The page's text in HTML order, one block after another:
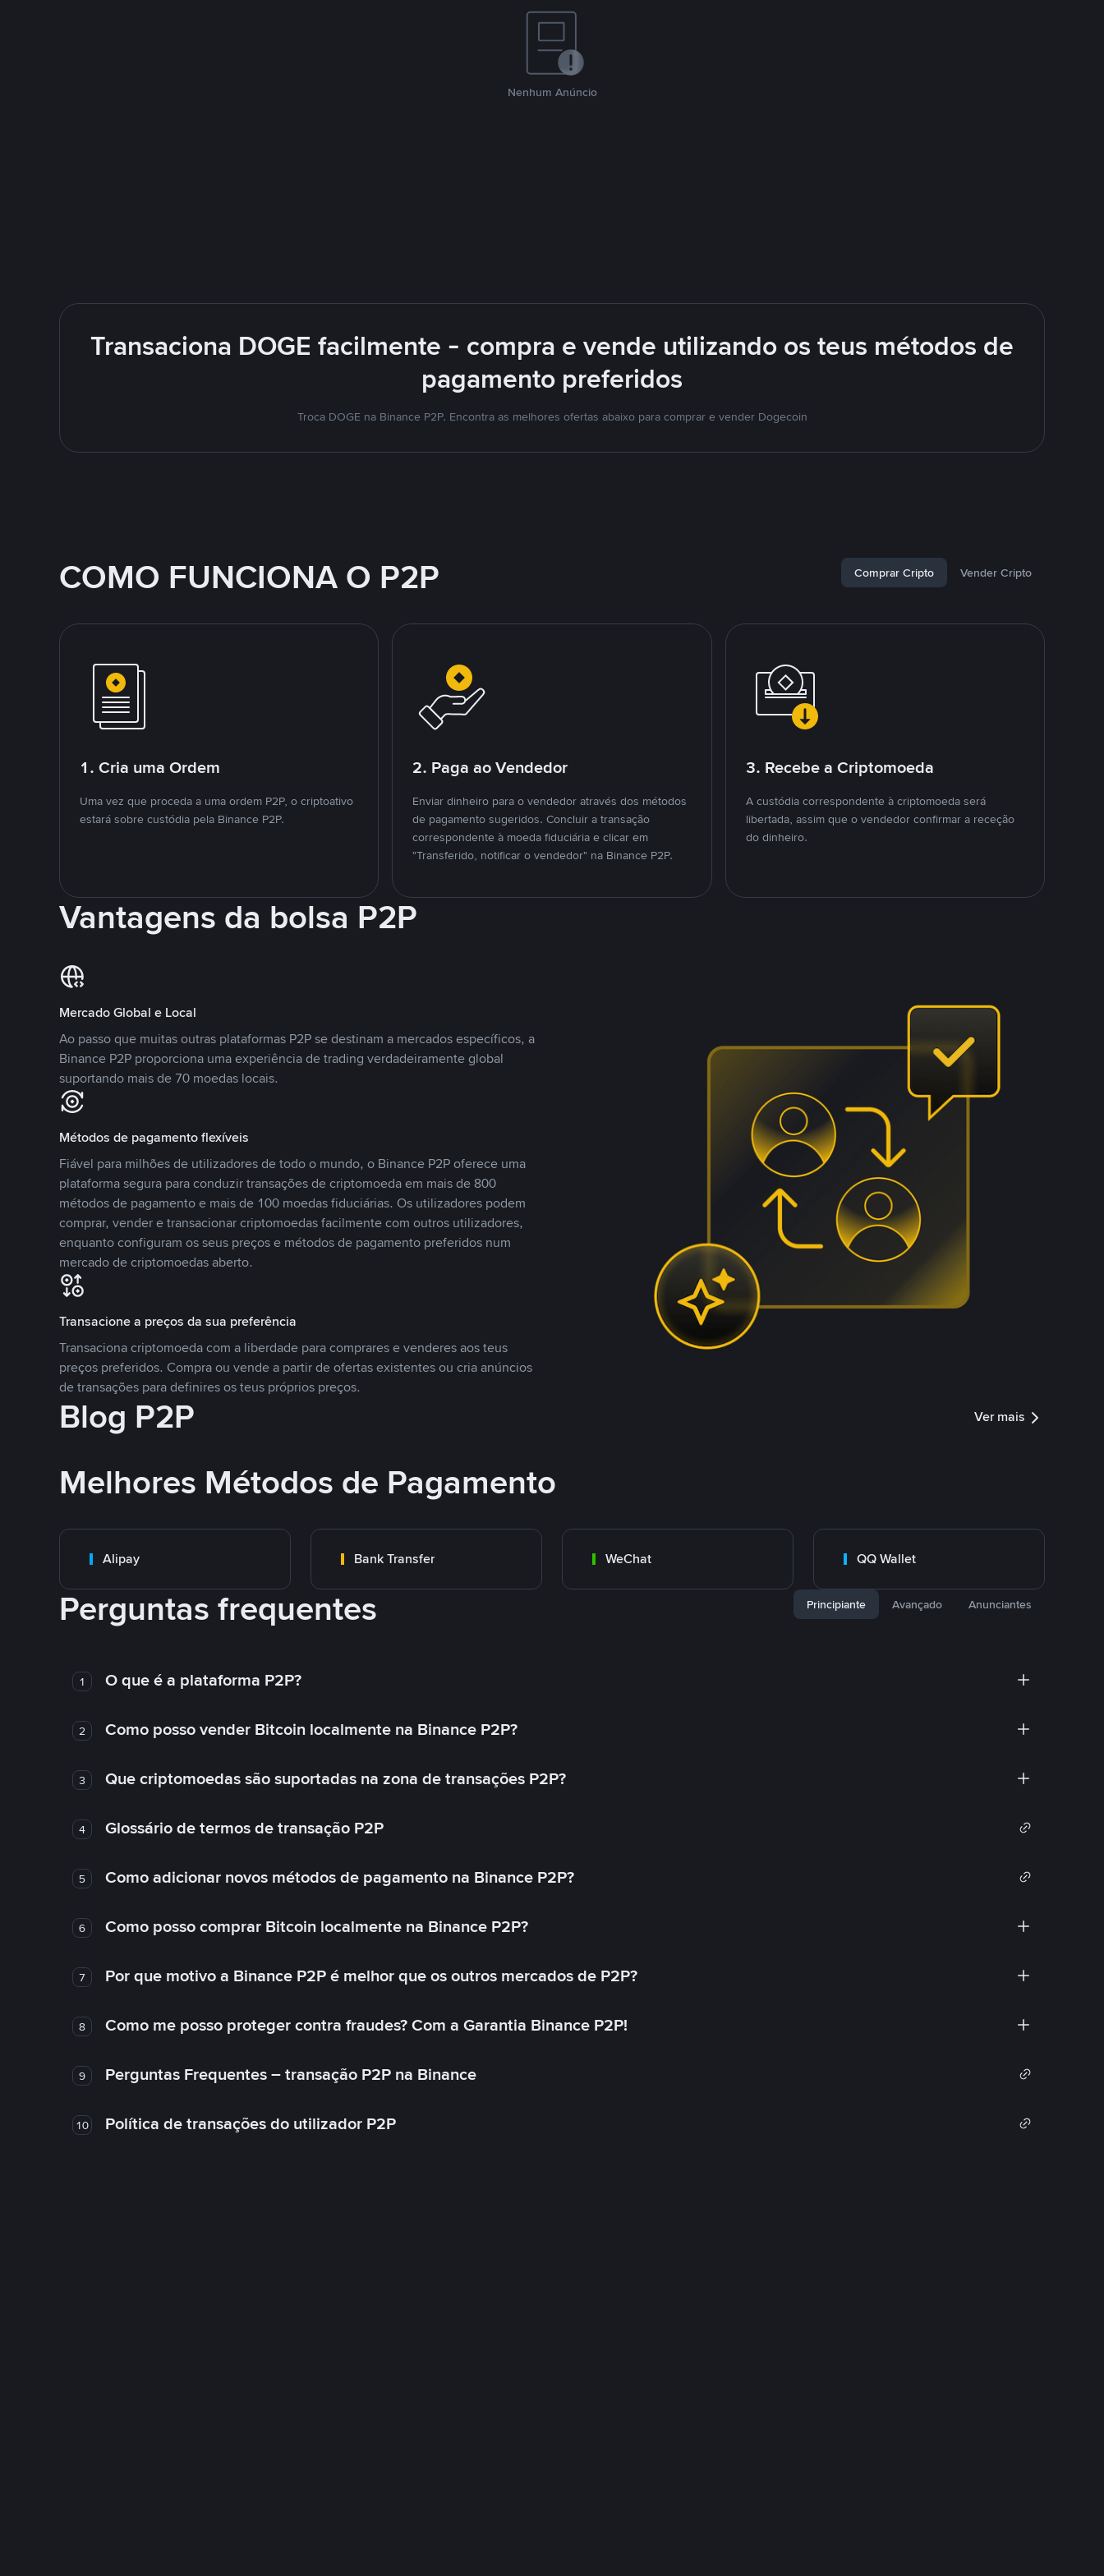
Nenhum Anúncio
Transaciona DOGE facilmente - compra e vende utilizando os teus métodos de
pagamento preferidos
Troca DOGE na Binance P2P. Encontra as melhores ofertas abaixo para comprar e vender Dogecoin
COMO FUNCIONA O P2P Comprar Cripto Vender Cripto
1. Cria uma Ordem
Uma vez que proceda a uma ordem P2P, o criptoativo
estará sobre custódia pela Binance P2P.
2. Paga ao Vendedor
Enviar dinheiro para o vendedor através dos métodos
de pagamento sugeridos. Concluir a transação
correspondente à moeda fiduciária e clicar em
"Transferido, notificar o vendedor" na Binance P2P.
3. Recebe a Criptomoeda
A custódia correspondente à criptomoeda será
libertada, assim que o vendedor confirmar a receção
do dinheiro.
Vantagens da bolsa P2P
Mercado Global e Local
Ao passo que muitas outras plataformas P2P se destinam a mercados específicos, a
Binance P2P proporciona uma experiência de trading verdadeiramente global
suportando mais de 70 moedas locais.
Métodos de pagamento flexíveis
Fiável para milhões de utilizadores de todo o mundo, o Binance P2P oferece uma
plataforma segura para conduzir transações de criptomoeda em mais de 800
métodos de pagamento e mais de 100 moedas fiduciárias. Os utilizadores podem
comprar, vender e transacionar criptomoedas facilmente com outros utilizadores,
enquanto configuram os seus preços e métodos de pagamento preferidos num
mercado de criptomoedas aberto.
Transacione a preços da sua preferência
Transaciona criptomoeda com a liberdade para comprares e venderes aos teus
preços preferidos. Compra ou vende a partir de ofertas existentes ou cria anúncios
de transações para definires os teus próprios preços.
Blog P2P Ver mais
Melhores Métodos de Pagamento
Alipay Bank Transfer WeChat QQ Wallet
Perguntas frequentes Principiante Avançado Anunciantes
1 O que é a plataforma P2P?
2 Como posso vender Bitcoin localmente na Binance P2P?
3 Que criptomoedas são suportadas na zona de transações P2P?
4 Glossário de termos de transação P2P
5 Como adicionar novos métodos de pagamento na Binance P2P?
6 Como posso comprar Bitcoin localmente na Binance P2P?
7 Por que motivo a Binance P2P é melhor que os outros mercados de P2P?
8 Como me posso proteger contra fraudes? Com a Garantia Binance P2P!
9 Perguntas Frequentes – transação P2P na Binance
10 Política de transações do utilizador P2P